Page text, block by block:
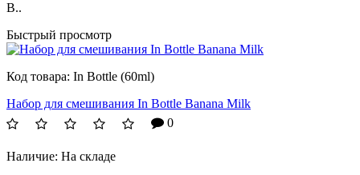
B..
Быстрый просмотр
Код товара: In Bottle (60ml)
Набор для смешивания In Bottle Banana Milk
0
Наличие: На складе